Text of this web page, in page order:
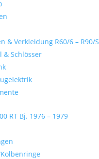
& Verkleidung R60/6 – R90/S
& Schlösser
RT Bj. 1976 – 1979